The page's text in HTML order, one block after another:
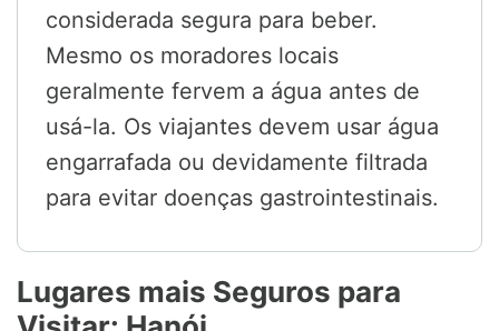
considerada segura para beber.
Mesmo os moradores locais
geralmente fervem a água antes de
usá-la. Os viajantes devem usar água
engarrafada ou devidamente filtrada
para evitar doenças gastrointestinais.
Lugares mais Seguros para